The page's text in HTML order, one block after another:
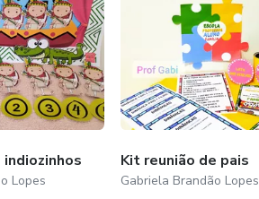
Lopes
Kit reunião de pais
Gabriela Brandão Lopes